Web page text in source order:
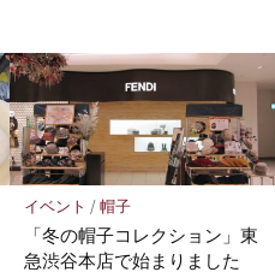
イベント /帽子
「冬の帽子コレクション」東
急渋谷本店で始まりました